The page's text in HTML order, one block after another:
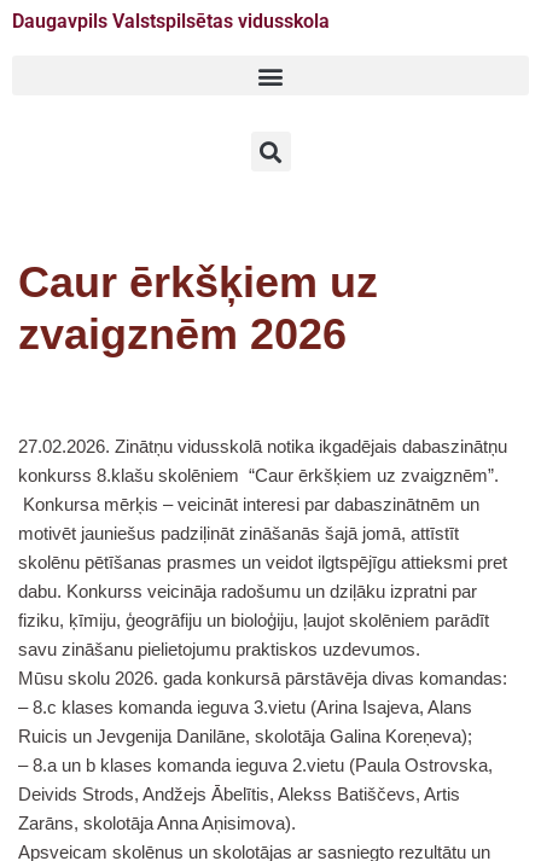
Daugavpils Valstspilsētas vidusskola
Caur ērkšķiem uz
zvaigznēm 2026
27.02.2026. Zinātņu vidusskolā notika ikgadējais dabaszinātņu
konkurss 8.klašu skolēniem “Caur ērkšķiem uz zvaigznēm”.
Konkursa mērķis – veicināt interesi par dabaszinātnēm un
motivēt jauniešus padziļināt zināšanās šajā jomā, attīstīt
skolēnu pētīšanas prasmes un veidot ilgtspējīgu attieksmi pret
dabu. Konkurss veicināja radošumu un dziļāku izpratni par
fiziku, ķīmiju, ģeogrāfiju un bioloģiju, ļaujot skolēniem parādīt
savu zināšanu pielietojumu praktiskos uzdevumos.
Mūsu skolu 2026. gada konkursā pārstāvēja divas komandas:
– 8.c klases komanda ieguva 3.vietu (Arina Isajeva, Alans
Ruicis un Jevgenija Danilāne, skolotāja Galina Koreņeva);
– 8.a un b klases komanda ieguva 2.vietu (Paula Ostrovska,
Deivids Strods, Andžejs Ābelītis, Alekss Batiščevs, Artis
Zarāns, skolotāja Anna Aņisimova).
Apsveicam skolēnus un skolotājas ar sasniegto rezultātu un